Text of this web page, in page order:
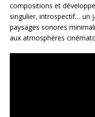
compositions et
singulier, introspectif… un
paysages sonores
aux atmosphères